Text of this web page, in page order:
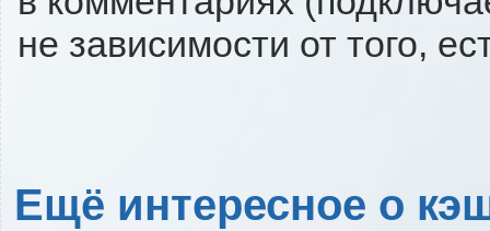
не зависимости от того,
Ещё интересное о